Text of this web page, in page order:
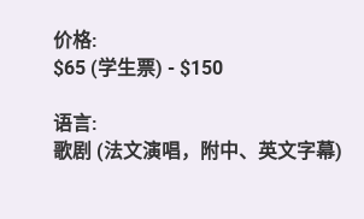
价格:
$65 (学生票) - $150
语言:
歌剧 (法文演唱，附中、英文字幕)